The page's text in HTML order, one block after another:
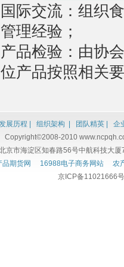
国际交流：组织
管理经验；
产品检验：由协
位产品按照相关